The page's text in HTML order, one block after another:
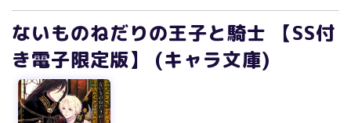
ないものねだりの王子と騎士 【SS付
き電子限定版】 (キャラ文庫)